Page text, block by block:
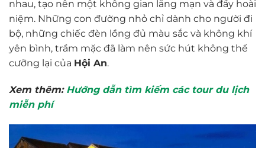
nhau, tạo nên một không gian lãng mạn và đầy hoài
niệm. Những con đường nhỏ chỉ dành cho người đi
bộ, những chiếc đèn lồng đủ màu sắc và không khí
yên bình, trầm mặc đã làm nên sức hút không thể
cưỡng lại của Hội An.
Xem thêm: Hướng dẫn tìm kiếm các tour du lịch
miễn phí